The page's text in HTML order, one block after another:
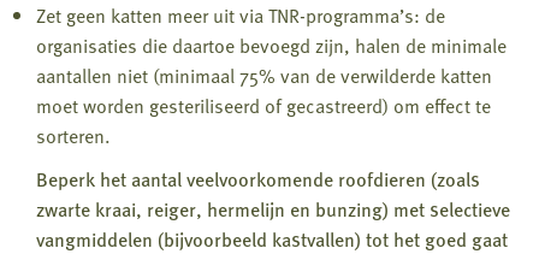
Zet geen katten meer uit via TNR-programma’s: de
organisaties die daartoe bevoegd zijn, halen de minimale
aantallen niet (minimaal 75% van de verwilderde katten
moet worden gesteriliseerd of gecastreerd) om effect te
sorteren.
Beperk het aantal veelvoorkomende roofdieren (zoals
zwarte kraai, reiger, hermelijn en bunzing) met selectieve
vangmiddelen (bijvoorbeeld kastvallen) tot het goed gaat